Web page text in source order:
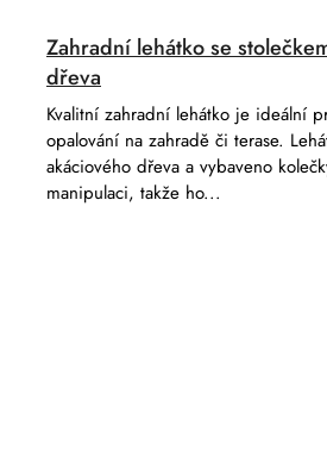
Zahradní lehátko se
dřeva
Kvalitní zahradní lehátko je ideální
opalování na zahradě či terase.
akáciového dřeva a vybaveno
manipulaci, takže ho...